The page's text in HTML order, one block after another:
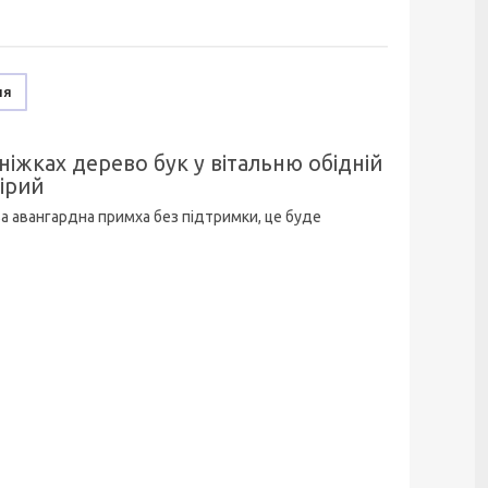
дерево бук у вітальню обідній
авангардна примха без підтримки, це буде